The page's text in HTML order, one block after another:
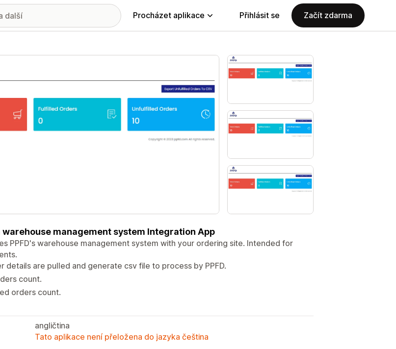
Procházet aplikace Přihlásit se Začít zdarma
obrázků
warehouse management system Integration App
PPFD's warehouse management system with your ordering site. Intended for
details are pulled and generate csv file to process by PPFD.
count.
orders count.
angličtina
Tato aplikace není přeložena do jazyka čeština